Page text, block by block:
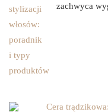
zachwyca
Cera